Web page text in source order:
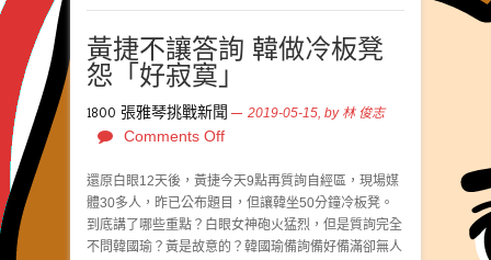
黃捷不讓答詢 韓做冷板凳
怨「好寂寞」
1800 張雅琴挑戰新聞 2019-05-15, by 林 俊志
Comments Off
還原白眼12天後，黃捷今天9點再質詢自經區，現場媒
體30多人，昨已公布題目，但讓韓坐50分鐘冷板凳。
到底講了哪些重點？白眼女神砲火猛烈，但是質詢完全
不問韓國瑜？黃是故意的？韓國瑜備詢備好備滿卻無人